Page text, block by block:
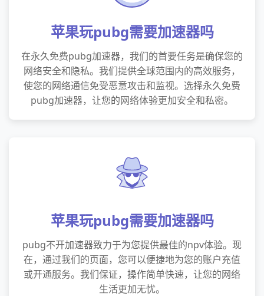
苹果玩pubg需要加速器吗
在永久免费pubg加速器，我们的首要任务是确保您的
网络安全和隐私。我们提供全球范围内的高效服务，
使您的网络通信免受恶意攻击和监视。选择永久免费
pubg加速器，让您的网络体验更加安全和私密。
苹果玩pubg需要加速器吗
pubg不开加速器致力于为您提供最佳的npv体验。现
在，通过我们的页面，您可以便捷地为您的账户充值
或开通服务。我们保证，操作简单快速，让您的网络
生活更加无忧。